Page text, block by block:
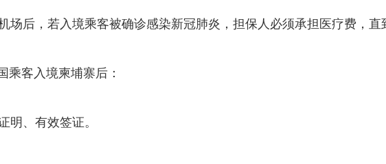
场后，若入境乘客被确诊感染新冠肺炎，担保人必须承担医疗费，直
客入境柬埔寨后：
明、有效签证。